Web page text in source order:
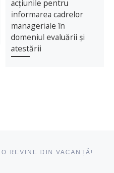
acțiunile pentru
informarea cadrelor
manageriale în
domeniul evaluării și
atestării
REVINE DIN VACANȚĂ!